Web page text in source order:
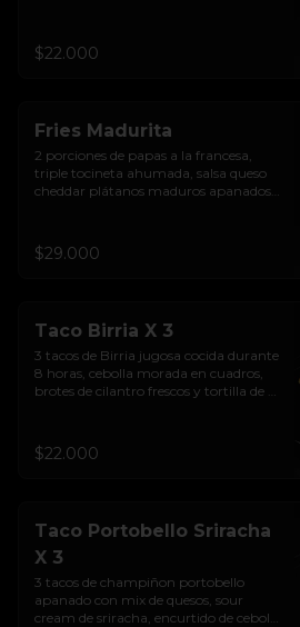
$22.000
Fries Madurita
2 porciones de papas a la francesa,
triple tocineta ahumada, salsa queso
cheddar plátanos maduros apanados,
$29.000
Taco Birria X 3
3 tacos de Birria jugosa cocida durante
8 horas, cebolla morada en cuadros,
brotes de cilantro frescos y tortilla de
$22.000
Taco Portobello Sriracha
X 3
3 tacos de champiñon portobello
apanado con mix de quesos, sour
cream de sriracha, encurtido de cebolla